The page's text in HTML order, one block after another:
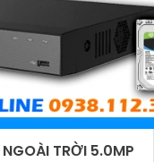
TRỜI 5.0MP